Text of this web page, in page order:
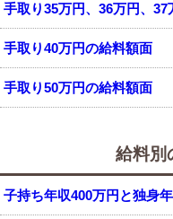
手取り35万円、36万円、
手取り40万円の給料額面
手取り50万円の給料額面
給料別
子持ち年収400万円と独身